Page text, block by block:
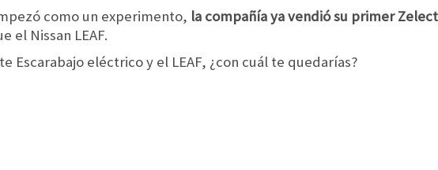
como un experimento, la compañía ya vendió su primer
el Nissan LEAF.
Escarabajo eléctrico y el LEAF, ¿con cuál te quedarías?